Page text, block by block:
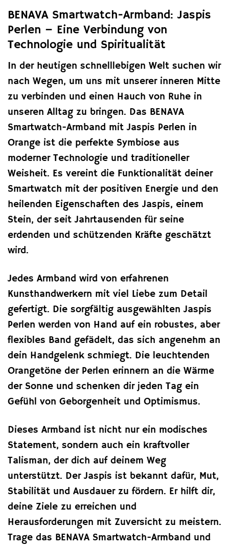
BENAVA Smartwatch-Armband: Jaspis
Perlen – Eine Verbindung von
Technologie und Spiritualität
In der heutigen schnelllebigen Welt suchen wir
nach Wegen, um uns mit unserer inneren Mitte
zu verbinden und einen Hauch von Ruhe in
unseren Alltag zu bringen. Das BENAVA
Smartwatch-Armband mit Jaspis Perlen in
Orange ist die perfekte Symbiose aus
moderner Technologie und traditioneller
Weisheit. Es vereint die Funktionalität deiner
Smartwatch mit der positiven Energie und den
heilenden Eigenschaften des Jaspis, einem
Stein, der seit Jahrtausenden für seine
erdenden und schützenden Kräfte geschätzt
wird.
Jedes Armband wird von erfahrenen
Kunsthandwerkern mit viel Liebe zum Detail
gefertigt. Die sorgfältig ausgewählten Jaspis
Perlen werden von Hand auf ein robustes, aber
flexibles Band gefädelt, das sich angenehm an
dein Handgelenk schmiegt. Die leuchtenden
Orangetöne der Perlen erinnern an die Wärme
der Sonne und schenken dir jeden Tag ein
Gefühl von Geborgenheit und Optimismus.
Dieses Armband ist nicht nur ein modisches
Statement, sondern auch ein kraftvoller
Talisman, der dich auf deinem Weg
unterstützt. Der Jaspis ist bekannt dafür, Mut,
Stabilität und Ausdauer zu fördern. Er hilft dir,
deine Ziele zu erreichen und
Herausforderungen mit Zuversicht zu meistern.
Trage das BENAVA Smartwatch-Armband und